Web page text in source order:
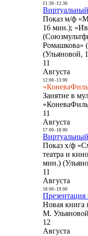
11:30- 12:30
Показ м/ф
16 мин.);
Ромашкова»
(Ульяновой,
11
Августа
12:00- 13:00
Занятие в
11
Августа
17:00- 18:00
Показ х/ф
театра и
мин.)
11
Августа
18:00- 19:00
Новая книга
М.
12
Августа